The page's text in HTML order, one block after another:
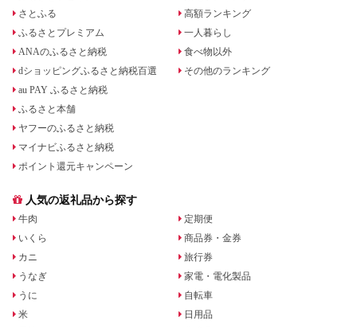
さとふる
ふるさとプレミアム
ANAのふるさと納税
dショッピングふるさと納税百選
au PAY ふるさと納税
ふるさと本舗
ヤフーのふるさと納税
マイナビふるさと納税
ポイント還元キャンペーン
高額ランキング
一人暮らし
食べ物以外
その他のランキング
人気の返礼品から探す
牛肉
いくら
カニ
うなぎ
うに
米
定期便
商品券・金券
旅行券
家電・電化製品
自転車
日用品